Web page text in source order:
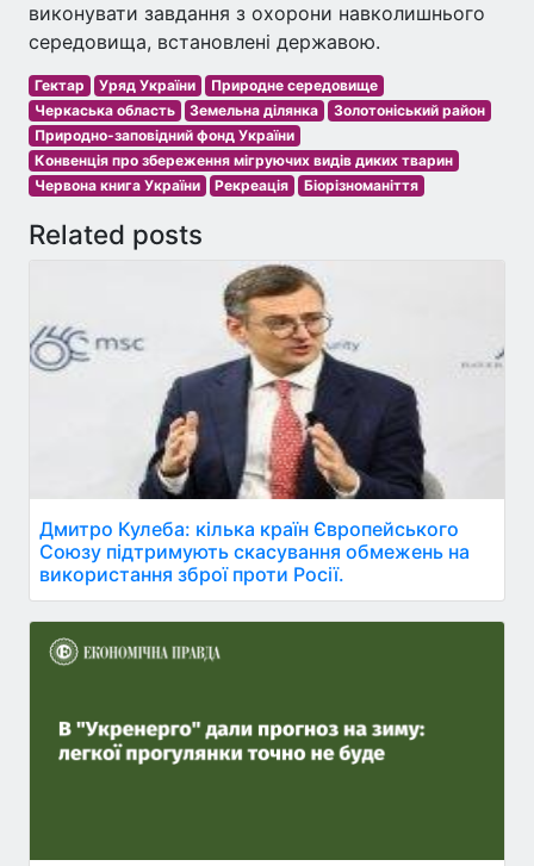
виконувати завдання з охорони навколишнього
середовища, встановлені державою.
Гектар Уряд України
Природне середовище
Черкаська область
Земельна ділянка
Золотоніський район
Природно-заповідний фонд України
Конвенція про збереження мігруючих видів диких тварин
Червона книга України
Рекреація Біорізноманіття
Related posts
Дмитро Кулеба: кілька країн Європейського
Союзу підтримують скасування обмежень на
використання зброї проти Росії.